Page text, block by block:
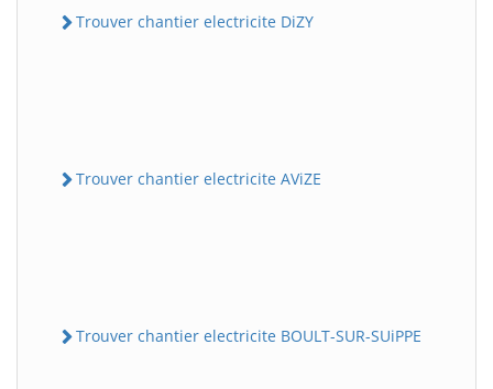
Trouver chantier electricite DiZY
Trouver chantier electricite AViZE
Trouver chantier electricite BOULT-SUR-SUiPPE